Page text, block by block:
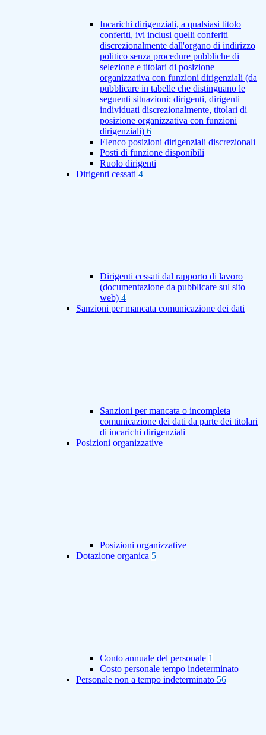
Incarichi dirigenziali, a qualsiasi titolo
conferiti, ivi inclusi quelli conferiti
discrezionalmente dall'organo di indirizzo
politico senza procedure pubbliche di
selezione e titolari di posizione
organizzativa con funzioni dirigenziali (da
pubblicare in tabelle che distinguano le
seguenti situazioni: dirigenti, dirigenti
individuati discrezionalmente, titolari di
posizione organizzativa con funzioni
dirigenziali) 6
Elenco posizioni dirigenziali discrezionali
Posti di funzione disponibili
Ruolo dirigenti
Dirigenti cessati 4
Dirigenti cessati dal rapporto di lavoro
(documentazione da pubblicare sul sito
web) 4
Sanzioni per mancata comunicazione dei dati
Sanzioni per mancata o incompleta
comunicazione dei dati da parte dei titolari
di incarichi dirigenziali
Posizioni organizzative
Posizioni organizzative
Dotazione organica 5
Conto annuale del personale 1
Costo personale tempo indeterminato
Personale non a tempo indeterminato 56